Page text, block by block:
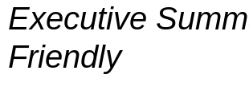
Executive
Friendly